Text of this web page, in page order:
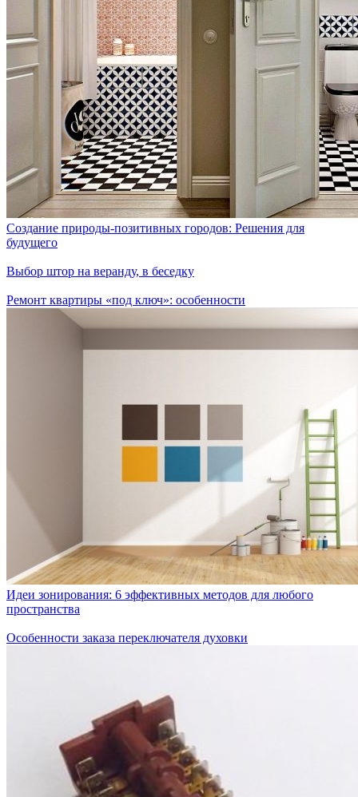
Создание природы-позитивных городов: Решения для
будущего
Выбор штор на веранду, в беседку
Ремонт квартиры «под ключ»: особенности
Идеи зонирования: 6 эффективных методов для любого
пространства
Особенности заказа переключателя духовки